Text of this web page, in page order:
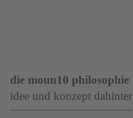
die moun10 philosophie
idee und konzept dahinter